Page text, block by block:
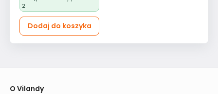
2
Dodaj do koszyka
O Vilandy